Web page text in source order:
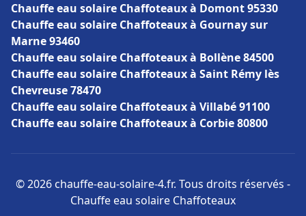
Chauffe eau solaire Chaffoteaux à Domont 95330
Chauffe eau solaire Chaffoteaux à Gournay sur
Marne 93460
Chauffe eau solaire Chaffoteaux à Bollène 84500
Chauffe eau solaire Chaffoteaux à Saint Rémy lès
Chevreuse 78470
Chauffe eau solaire Chaffoteaux à Villabé 91100
Chauffe eau solaire Chaffoteaux à Corbie 80800
© 2026 chauffe-eau-solaire-4.fr. Tous droits réservés -
Chauffe eau solaire Chaffoteaux